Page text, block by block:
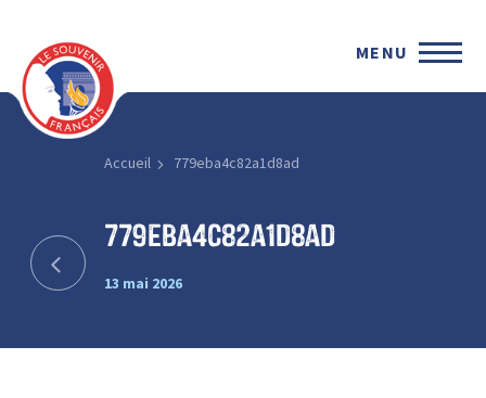
MENU
Accueil 779eba4c82a1d8ad
779eba4c82a1d8ad
13 mai 2026